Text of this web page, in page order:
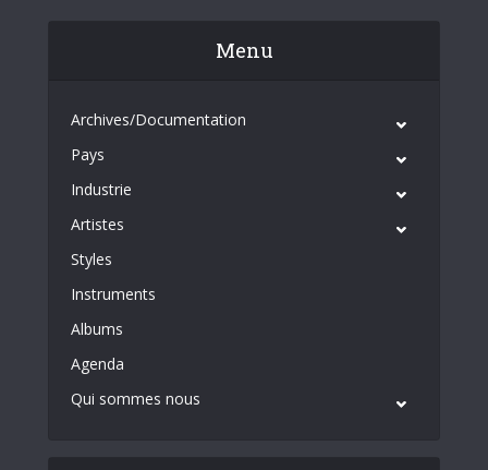
Menu
Archives/Documentation
Pays
Industrie
Artistes
Styles
Instruments
Albums
Agenda
Qui sommes nous